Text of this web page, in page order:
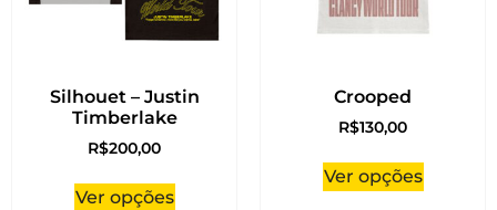
Silhouet – Justin
Timberlake
R$200,00
Ver opções
Crooped
R$130,00
Ver opções